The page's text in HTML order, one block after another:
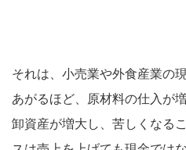
それは、小売業や外食産業の
あがるほど、原材料の仕入が
卸資産が増大し、苦しくなる